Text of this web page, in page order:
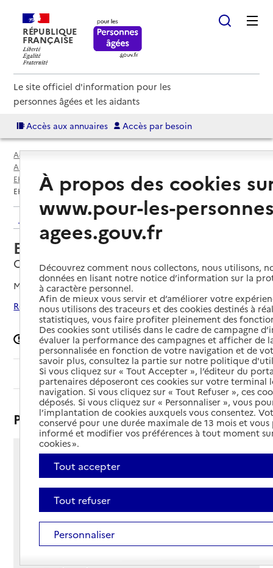
RÉPUBLIQUE
FRANÇAISE
Le site officiel d'information pour les
personnes âgées et les aidants
Accès aux annuaires Accès par besoin
Accueil
Espace annuaire
Annuaire EHPAD et maisons de retraite
EHPAD par département
Maine-et-Loire (49)
Orée d'Anjou
EHPAD Les Chênes du Bellay
Retour aux résultats de l'annuaire
EHPAD Les Chênes du Bellay
Orée d'Anjou, MAINE-ET-LOIRE
Mis à jour le05/02/2026
Rechercher les établissements autour de Orée d'Anjou
Signaler une erreur
Sommaire
Présentation
194 rue Pierre de Ronsard
- Lire
49530 - Orée d'Anjou
Voir itinéraire
Téléphone :
02 40 09 03 25
Contact
Contact
À propos des cookies
www.pour-les-
agees.gouv.fr
Découvrez comment nous collectons, nous utilisons,
données en lisant notre notice d’information sur la
à caractère personnel.
Afin de mieux vous servir et d’améliorer votre
nous utilisons des traceurs et des cookies destinés à
statistiques, vous faire profiter pleinement des
Des cookies sont utilisés dans le cadre de campagne
évaluer la performance des campagnes et afficher de
personnalisée en fonction de votre navigation et de
savoir plus, consultez la partie sur notre politique
Si vous cliquez sur « Tout Accepter », l’éditeur du
partenaires déposeront ces cookies sur votre terminal
navigation. Si vous cliquez sur « Tout Refuser », ces
déposés. Si vous cliquez sur « Personnaliser », vous
l’implantation de cookies auxquels vous consentez.
conservé pour une durée maximale de 13 mois et
informé et modifier vos préférences à tout moment
cookies ».
Tout accepter
Tout refuser
Personnaliser